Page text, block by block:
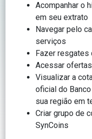
Acompanhar o
em seu extrato
Navegar pelo
serviços
Fazer resgates
Acessar
Visualizar a
oficial do
sua região em
Criar grupo de
SynCoins